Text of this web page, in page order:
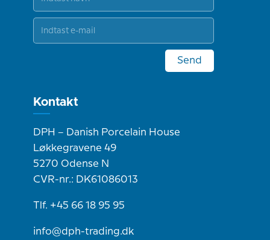
Send
Kontakt
DPH – Danish Porcelain House
Løkkegravene 49
5270 Odense N
CVR-nr.: DK61086013
Tlf. +45 66 18 95 95
info@dph-trading.dk